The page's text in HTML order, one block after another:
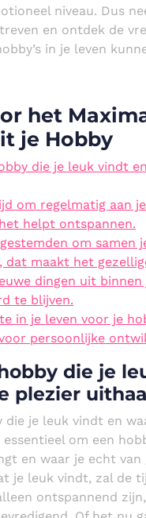
niveau. Dus
en ontdek de
in je leven
het
je Hobby
die je leuk vindt
om regelmatig aan
helpt ontspannen.
om samen
dat maakt het
dingen uit binnen
te blijven.
in je leven voor je
persoonlijke
die je
plezier
die je leuk vindt en
om een
en waar je echt van
je leuk vindt, zal de
ontspannend